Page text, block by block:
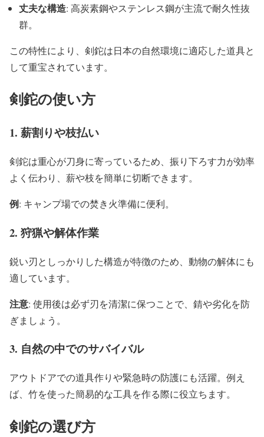
丈夫な構造: 高炭素鋼やステンレス鋼が主流で耐久性抜
群。
この特性により、剣鉈は日本の自然環境に適応した道具と
して重宝されています。
剣鉈の使い方
1. 薪割りや枝払い
剣鉈は重心が刀身に寄っているため、振り下ろす力が効率
よく伝わり、薪や枝を簡単に切断できます。
例: キャンプ場での焚き火準備に便利。
2. 狩猟や解体作業
鋭い刃としっかりした構造が特徴のため、動物の解体にも
適しています。
注意: 使用後は必ず刃を清潔に保つことで、錆や劣化を防
ぎましょう。
3. 自然の中でのサバイバル
アウトドアでの道具作りや緊急時の防護にも活躍。例え
ば、竹を使った簡易的な工具を作る際に役立ちます。
剣鉈の選び方